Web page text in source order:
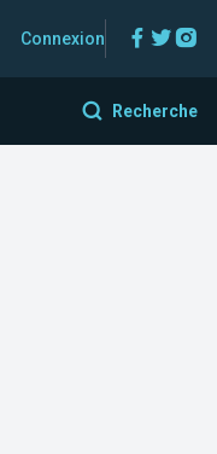
Connexion
Recherche